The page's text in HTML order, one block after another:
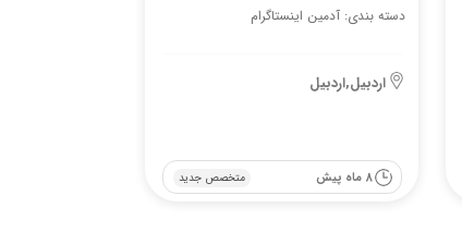
دسته بندی: آدمین اینستاگرام
اردبیل,اردبیل
متخصص جدید 8 ماه پیش